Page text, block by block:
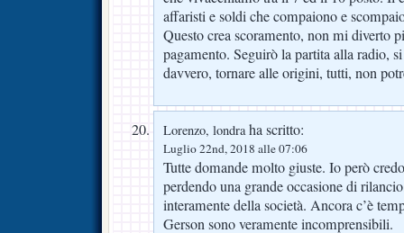
affaristi e soldi che compaiono e
Questo crea scoramento, non mi diverto
pagamento. Seguirò la partita alla radio,
davvero, tornare alle origini, tutti, non
Lorenzo, londraha scritto:
Luglio 22nd, 2018 alle 07:06
Tutte domande molto giuste. Io però
perdendo una grande occasione di
interamente della società. Ancora c’è
Gerson sono veramente incomprensibili.